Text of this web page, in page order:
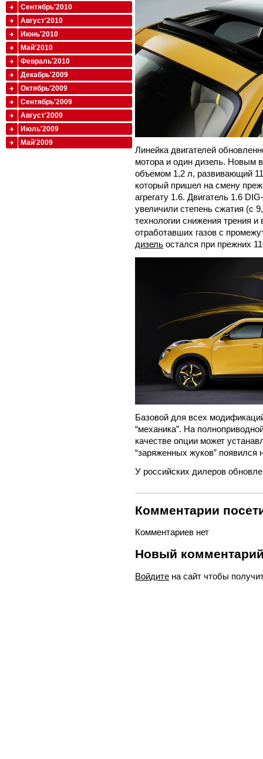
Линейка двигателей
мотора и один дизель. Новым
объемом 1,2 л, развивающий
который пришел на смену
агрегату 1.6. Двигатель 1.6
увеличили степень сжатия (с
технологии снижения трения
отработавших газов с
дизель остался при прежних
Базовой для всех
“механика”. На
качестве опции может
“заряженных жуков” появился
У российских дилеров
Комментарии
Комментариев нет
Новый
Войдите на сайт чтобы
Сентябрь'2010
Август'2010
Июнь'2010
Май'2010
Февраль'2010
Декабрь'2009
Октябрь'2009
Сентябрь'2009
Август'2009
Июль'2009
Май'2009